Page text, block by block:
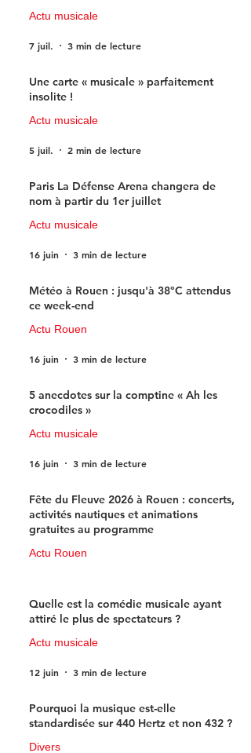
Actu musicale
7 juil. 3 min de lecture
Une carte « musicale » parfaitement
insolite !
Actu musicale
5 juil. 2 min de lecture
Paris La Défense Arena changera de
nom à partir du 1er juillet
Actu musicale
16 juin 3 min de lecture
Météo à Rouen : jusqu'à 38°C attendus
ce week-end
Actu Rouen
16 juin 3 min de lecture
5 anecdotes sur la comptine « Ah les
crocodiles »
Actu musicale
16 juin 3 min de lecture
Fête du Fleuve 2026 à Rouen : concerts,
activités nautiques et animations
gratuites au programme
Actu Rouen
Quelle est la comédie musicale ayant
attiré le plus de spectateurs ?
Actu musicale
12 juin 3 min de lecture
Pourquoi la musique est-elle
standardisée sur 440 Hertz et non 432 ?
Divers